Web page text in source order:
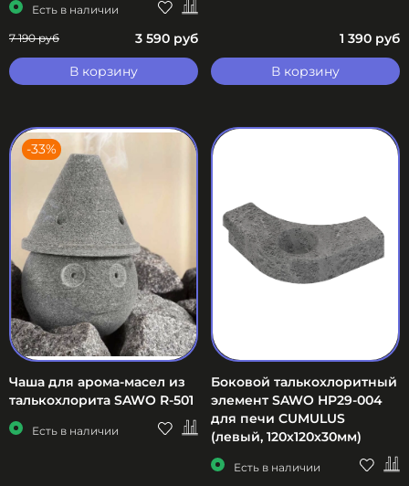
Есть в наличии
7 190 руб
3 590 руб
В корзину
1 390 руб
В корзину
-33%
Чаша для арома-масел из
талькохлорита SAWO R-501
Есть в наличии
Боковой талькохлоритный
элемент SAWO HP29-004
для печи CUMULUS
(левый, 120х120х30мм)
Есть в наличии